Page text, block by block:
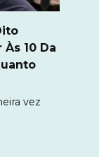
10 Da
vez